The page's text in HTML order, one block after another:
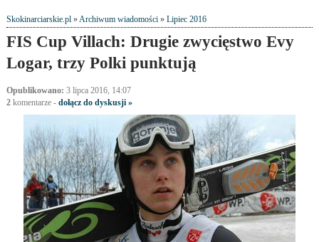
Skokinarciarskie.pl»Archiwum wiadomości» Lipiec 2016
FIS Cup Villach: Drugie zwycięstwo Evy
Logar, trzy Polki punktują
Opublikowano: 3 lipca 2016, 14:07
2komentarze- dołącz do dyskusji »